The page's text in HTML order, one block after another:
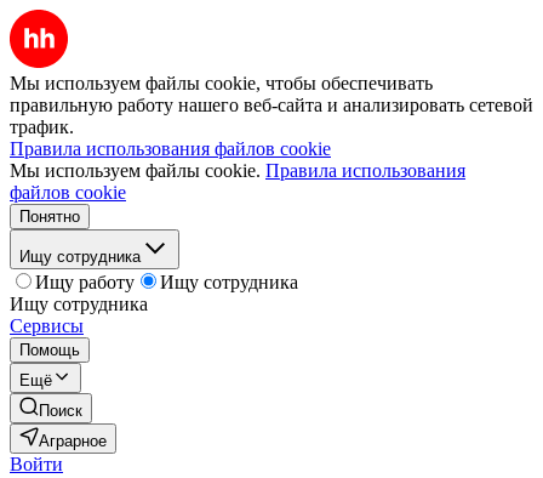
Мы используем файлы cookie, чтобы обеспечивать
правильную работу нашего веб-сайта и анализировать сетевой
трафик.
Правила использования файлов cookie
Мы используем файлы cookie. Правила использования
файлов cookie
Понятно
Ищу сотрудника
Ищу работу
Ищу сотрудника
Ищу сотрудника
Сервисы
Помощь
Ещё
Поиск
Аграрное
Войти